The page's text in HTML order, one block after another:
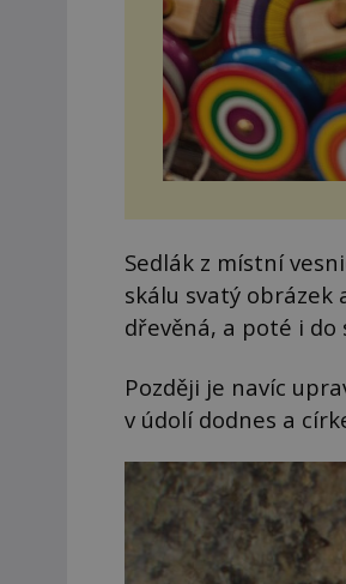
Sedlák z místní
skálu svatý
dřevěná, a poté i do
Později je navíc
v údolí dodnes a